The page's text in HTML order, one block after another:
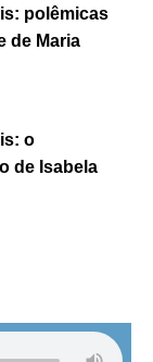
polêmicas
de Maria
o
de Isabela